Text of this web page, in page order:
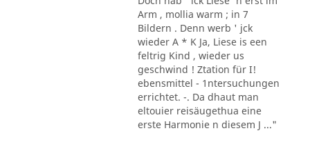
Arm , mollia warm ; in 7
Bildern . Denn werb ' jck
wieder A * K Ja, Liese is een
feltrig Kind , wieder us
geschwind ! Ztation für I!
ebensmittel - 1ntersuchungen
errichtet. -. Da dhaut man
eltouier reisäugethua eine
erste Harmonie n diesem J ..."